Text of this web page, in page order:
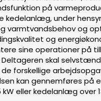
på
kedelanlæg, under
varmtvandsbehov og
og
sine operationer på
Deltageren skal
forskellige
kan gennemføres på
kW eller kedelanlæg over